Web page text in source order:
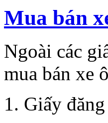
Mua bán
Ngoài các
mua bán xe
1. Giấy